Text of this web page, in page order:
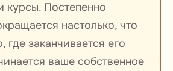
курсы. Постепенно
настолько, что
где заканчивается его
ваше собственное